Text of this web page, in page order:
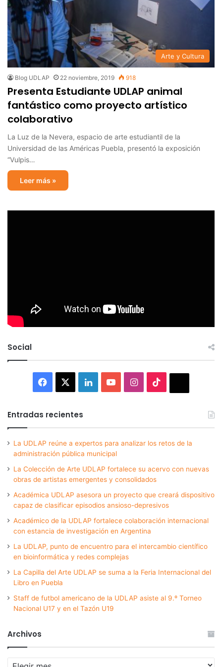
Arte y Cultura
Blog UDLAP 22 noviembre, 2019 918
Presenta Estudiante UDLAP animal
fantástico como proyecto artístico
colaborativo
La Luz de la Nevera, espacio de arte estudiantil de la
Universidad de las Américas Puebla, presentó la exposición
“Vulpis…
Leer más »
Social
Facebook LinkedInYouTubeInstagram
Entradas recientes
La UDLAP reúne a expertos para analizar los retos de la
administración pública municipal
La Colección de Arte UDLAP fortalece su acervo con nuevas
obras de artistas emergentes y consolidados
Académica UDLAP asesora un proyecto que creará dispositivo
capaz de clasificar episodios ansioso-depresivos
Académico de la UDLAP fortalece colaboración internacional
con estancia de investigación en Argentina
La UDLAP, punto de encuentro para el intercambio científico
en bioinformática y redes complejas
La Capilla del Arte UDLAP se suma a la Feria Internacional del
Libro en Puebla
Staff de futbol americano de la UDLAP asiste al 9.º Torneo
Nacional U17 y en el Tazón U19
Archivos
Archivos